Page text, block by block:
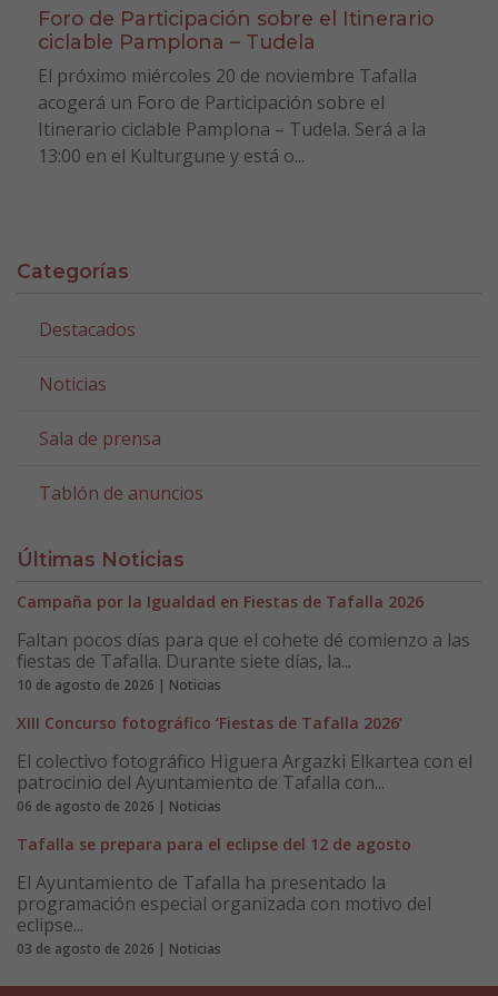
Foro de Participación sobre el Itinerario
ciclable Pamplona – Tudela
El próximo miércoles 20 de noviembre Tafalla
acogerá un Foro de Participación sobre el
Itinerario ciclable Pamplona – Tudela. Será a la
13:00 en el Kulturgune y está o...
Categorías
Destacados
Noticias
Sala de prensa
Tablón de anuncios
Últimas Noticias
Campaña por la Igualdad en Fiestas de Tafalla 2026
Faltan pocos días para que el cohete dé comienzo a las
fiestas de Tafalla. Durante siete días, la...
10 de agosto de 2026 | Noticias
XIII Concurso fotográfico ‘Fiestas de Tafalla 2026’
El colectivo fotográfico Higuera Argazki Elkartea con el
patrocinio del Ayuntamiento de Tafalla con...
06 de agosto de 2026 | Noticias
Tafalla se prepara para el eclipse del 12 de agosto
El Ayuntamiento de Tafalla ha presentado la
programación especial organizada con motivo del
eclipse...
03 de agosto de 2026 | Noticias